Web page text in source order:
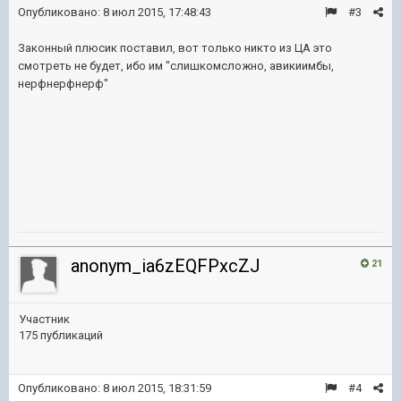
#3
Опубликовано: 8 июл 2015, 17:48:43
Законный плюсик поставил, вот только никто из ЦА это
смотреть не будет, ибо им "слишкомсложно, авикиимбы,
нерфнерфнерф"
21
anonym_ia6zEQFPxcZJ
Участник
175 публикаций
#4
Опубликовано: 8 июл 2015, 18:31:59